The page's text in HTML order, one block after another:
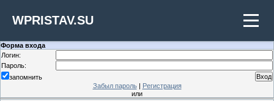
WPRISTAV.SU
Форма входа
Логин:
Пароль:
запомнить
Забыл пароль| Регистрация
или